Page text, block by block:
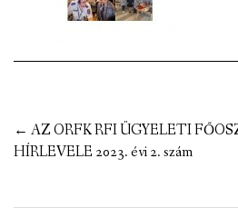
NEMZETISÉGI ÖNKORMÁNYZAT
HIRDETMÉNYEK
Post
navigation
← AZ ORFK RFI ÜGYELETI
HÍRLEVELE 2023. évi 2. szám